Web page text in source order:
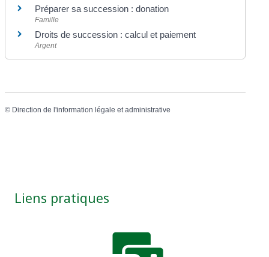
Préparer sa succession : donation
Famille
Droits de succession : calcul et paiement
Argent
© Direction de l'information légale et administrative
Liens pratiques